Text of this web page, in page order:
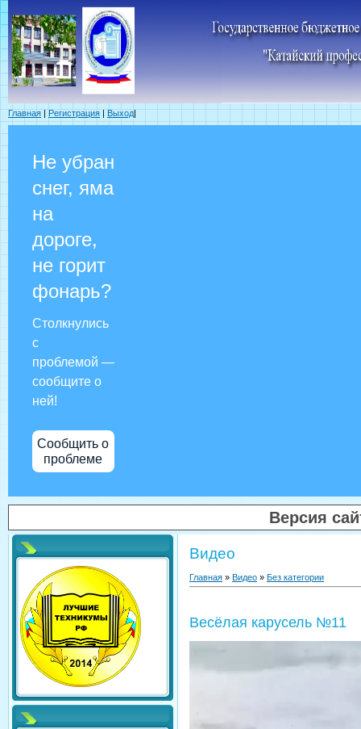
Главная | Регистрация | Выход|
Не убран
снег, яма
на
дороге,
не горит
фонарь?
Столкнулись
с
проблемой —
сообщите о
ней!
Сообщить о
проблеме
Версия
Видео
Главная » Видео » Без категории
Весёлая карусель №11